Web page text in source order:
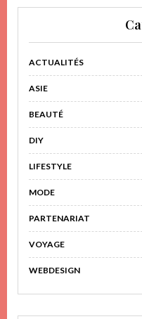
ACTUALITÉS
ASIE
BEAUTÉ
DIY
LIFESTYLE
MODE
PARTENARIAT
VOYAGE
WEBDESIGN